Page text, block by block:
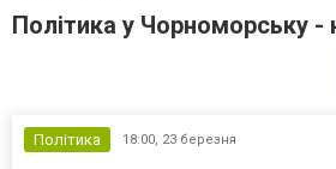
Політика у Чорноморську -
Політика 18:00, 23 березня